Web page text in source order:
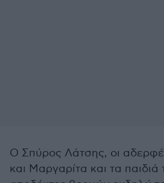
Ο Σπύρος Λάτσης, οι
και Μαργαρίτα και τα παιδιά